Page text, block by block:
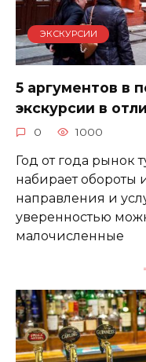
ЭКСКУРСИИ
5 аргументов в
экскурсии в
0 1000
Год от года рынок
набирает обороты
направления и
уверенностью
малочисленные